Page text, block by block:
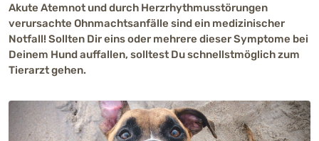
Akute Atemnot und durch Herzrhythmusstörungen
verursachte Ohnmachtsanfälle sind ein medizinischer
Notfall! Sollten Dir eins oder mehrere dieser Symptome bei
Deinem Hund auffallen, solltest Du schnellstmöglich zum
Tierarzt gehen.